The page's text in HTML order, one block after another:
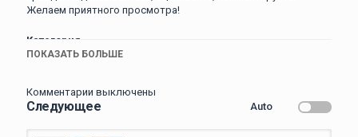
Желаем приятного просмотра!
Категория
Приколы над людьми
ПОКАЗАТЬ БОЛЬШЕ
Комментарии выключены
Следующее Auto